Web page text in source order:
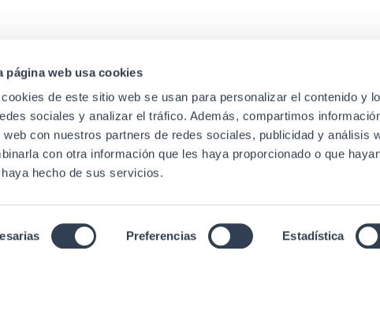
página web usa cookies
de este sitio web se usan para personalizar el contenido y
sociales y analizar el tráfico. Además, compartimos
web con nuestros partners de redes sociales, publicidad y análisis
con otra información que les haya proporcionado o que
hecho de sus servicios.
Preferencias Estadística
46980 Paterna (Valencia)
18, 46980 Paterna (Valencia)